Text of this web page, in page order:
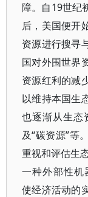
障。自19世纪
后，美国便开
资源进行搜寻
国对外围世界
资源红利的减
以维持本国生
也逐渐从生态
及“碳资源”等
重视和评估生
一种外部性机
使经济活动的